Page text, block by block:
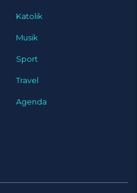
Katolik
Musik
Sport
Travel
Agenda